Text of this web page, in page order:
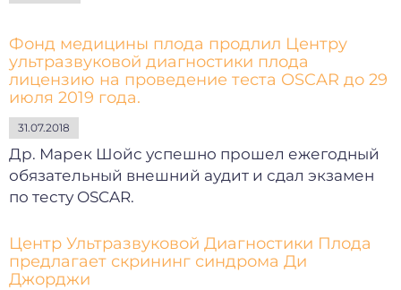
Фонд медицины плода продлил Центру
ультразвуковой диагностики плода
лицензию на проведение теста OSCAR до 29
июля 2019 года.
31.07.2018
Др. Марек Шойс успешно прошел ежегодный
обязательный внешний аудит и сдал экзамен
по тесту OSCAR.
Центр Ультразвуковой Диагностики Плода
предлагает скрининг синдромa Ди
Джорджи